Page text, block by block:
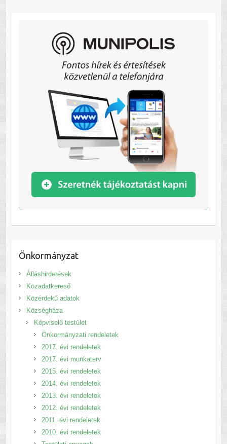
Önkormányzat
Álláshirdetések
Közadatkereső
Közérdekű adatok
Községháza
Képviselő testület
Önkormányzati rendeletek
2017. évi rendeletek
2017. évi munkaterv
2015. évi rendeletek
2014. évi rendeletek
2013. évi rendeletek
2012. évi rendeletek
2011. évi rendeletek
2010. évi rendeletek